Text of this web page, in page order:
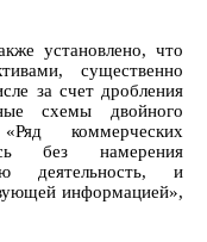
установлено, что
существенно
за счет дробления
схемы двойного
коммерческих
без намерения
деятельность, и
информацией»,